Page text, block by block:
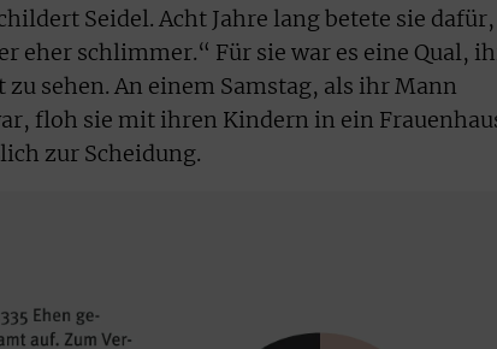
Seidel. Acht Jahre lang betete sie dafür,
eher schlimmer.“ Für sie war es eine Qual,
sehen. An einem Samstag, als ihr Mann
floh sie mit ihren Kindern in ein
zur Scheidung.